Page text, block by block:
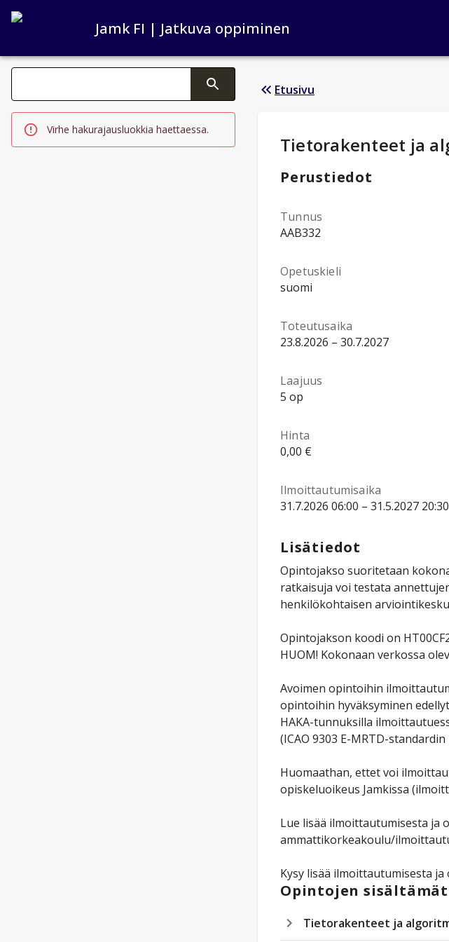
Jamk FI | Jatkuva oppiminen
Haku kategoriat
Tekstin muutos aktivoi hakutoiminnon
Virhe hakurajausluokkia haettaessa.
Etusivu
Opintotiedot:
Tietorakenteet ja
Perustiedot
Tunnus
AAB332
Opetuskieli
suomi
Toteutusaika
23.8.2026 – 30.7.2027
Laajuus
5 op
Hinta
0,00 €
Ilmoittautumisaika
31.7.2026 06:00 – 31.5.2027 20:30
Lisätiedot
Opintojakso suoritetaan
ratkaisuja voi testata
henkilökohtaisen
Opintojakson koodi on
HUOM! Kokonaan verkossa
Avoimen opintoihin
opintoihin hyväksyminen
HAKA-tunnuksilla
(ICAO 9303 E-MRTD-
Huomaathan, ettet voi
opiskeluoikeus Jamkissa
Lue lisää ilmoittautumisesta ja
ammattikorkeakoulu/
Kysy lisää ilmoittautumisesta
Opintojen
Tietorakenteet ja